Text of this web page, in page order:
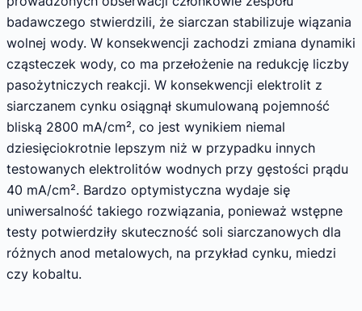
badawczego stwierdzili, że siarczan stabilizuje wiązania
wolnej wody. W konsekwencji zachodzi zmiana dynamiki
cząsteczek wody, co ma przełożenie na redukcję liczby
pasożytniczych reakcji. W konsekwencji elektrolit z
siarczanem cynku osiągnął skumulowaną pojemność
bliską 2800 mA/cm², co jest wynikiem niemal
dziesięciokrotnie lepszym niż w przypadku innych
testowanych elektrolitów wodnych przy gęstości prądu
40 mA/cm². Bardzo optymistyczna wydaje się
uniwersalność takiego rozwiązania, ponieważ wstępne
testy potwierdziły skuteczność soli siarczanowych dla
różnych anod metalowych, na przykład cynku, miedzi
czy kobaltu.